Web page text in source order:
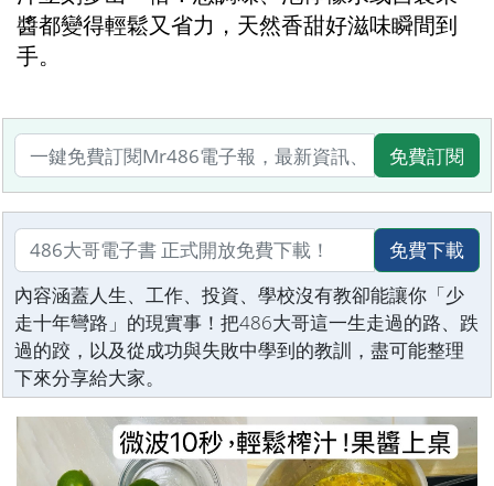
醬都變得輕鬆又省力，天然香甜好滋味瞬間到
手。
免費訂閱
免費下載
內容涵蓋人生、工作、投資、學校沒有教卻能讓你「少
走十年彎路」的現實事！把486大哥這一生走過的路、跌
過的跤，以及從成功與失敗中學到的教訓，盡可能整理
下來分享給大家。